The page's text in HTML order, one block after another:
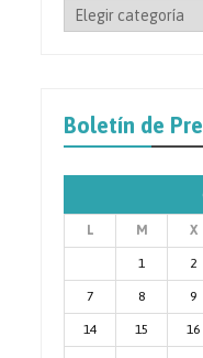
Filtrar
por
Prensa
Boletín de
L M X
1 2
7 8 9
14 15 16